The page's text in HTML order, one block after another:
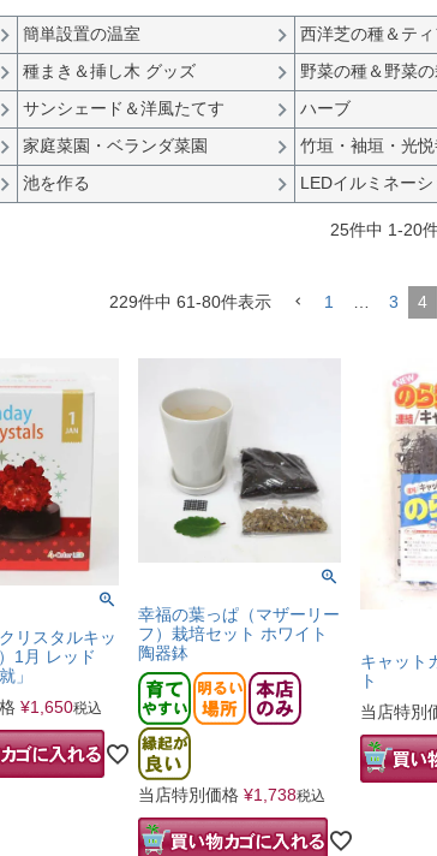
簡単設置の温室
西洋芝の種＆テ
種まき＆挿し木 グッズ
野菜の種＆野菜
サンシェード＆洋風たてす
ハーブ
家庭菜園・ベランダ菜園
竹垣・袖垣・光
池を作る LEDイルミネーシ
25件中 1-20
229件中 61-80件表示 1 … 3 4
リスタルキッ
1月 レッド
」
¥1,650税込
幸福の葉っぱ（マザーリー
フ）栽培セット ホワイト
陶器鉢
当店特別価格 ¥1,738税込
キャット
ト
当店特別